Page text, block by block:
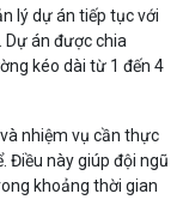
lý dự án tiếp tục với
Dự án được chia
kéo dài từ 1 đến 4
nhiệm vụ cần thực
Điều này giúp đội ngũ
khoảng thời gian